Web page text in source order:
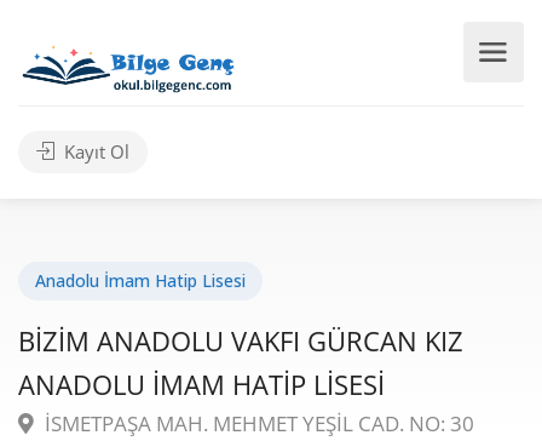
Kayıt Ol
Anadolu İmam Hatip Lisesi
BİZİM ANADOLU VAKFI GÜRCAN KIZ
ANADOLU İMAM HATİP LİSESİ
İSMETPAŞA MAH. MEHMET YEŞİL CAD. NO: 30